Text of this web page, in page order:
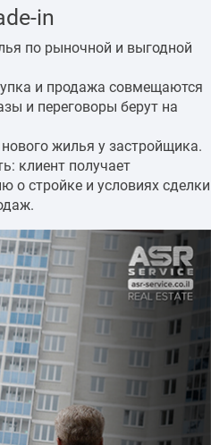
in
по рыночной и выгодной
и продажа совмещаются
и переговоры берут на
жилья у застройщика.
клиент получает
о стройке и условиях сделки